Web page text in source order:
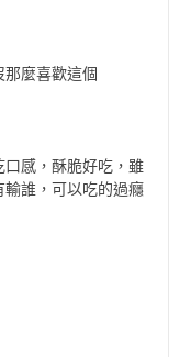
麼喜歡這個
感，酥脆好吃，雖
誰，可以吃的過癮